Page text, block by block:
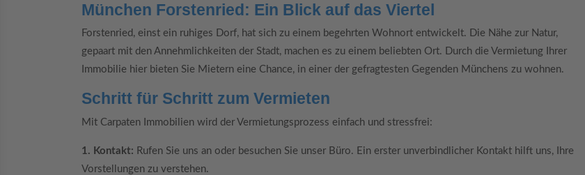
München Forstenried: Ein Blick auf das Viertel
Forstenried, einst ein ruhiges Dorf, hat sich zu einem begehrten Wohnort entwickelt. Die Nähe zur Natur,
gepaart mit den Annehmlichkeiten der Stadt, machen es zu einem beliebten Ort. Durch die Vermietung Ihrer
Immobilie hier bieten Sie Mietern eine Chance, in einer der gefragtesten Gegenden Münchens zu wohnen.
Schritt für Schritt zum Vermieten
Mit Carpaten Immobilien wird der Vermietungsprozess einfach und stressfrei:
1. Kontakt: Rufen Sie uns an oder besuchen Sie unser Büro. Ein erster unverbindlicher Kontakt hilft uns, Ihre
Vorstellungen zu verstehen.